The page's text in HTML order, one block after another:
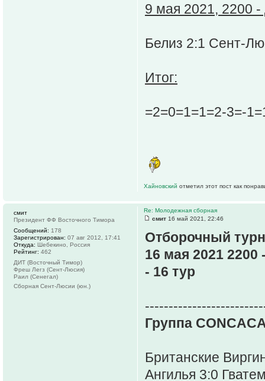
9 мая 2021, 2200
Белиз 2:1 Сент-
Итог:
=2=0=1=1=2-3=-
Хайновский отметил этот пост как
Re: Молодежная сборная
смит 16 май 2021, 22:46
Отборочный
16 мая 2021 2200
- 16 тур
Группа
Британские
Ангилья 3:0
смит
Президент ФФ Восточного Тимора
Сообщений: 178
Зарегистрирован: 07 авг 2012, 17:41
Откуда: Шебекино, Россия
Рейтинг: 462
ДИТ (Восточный Тимор)
Фреш Легз (Сент-Люсия)
Раил (Сенегал)
Сборная Сент-Люсии (юн.)